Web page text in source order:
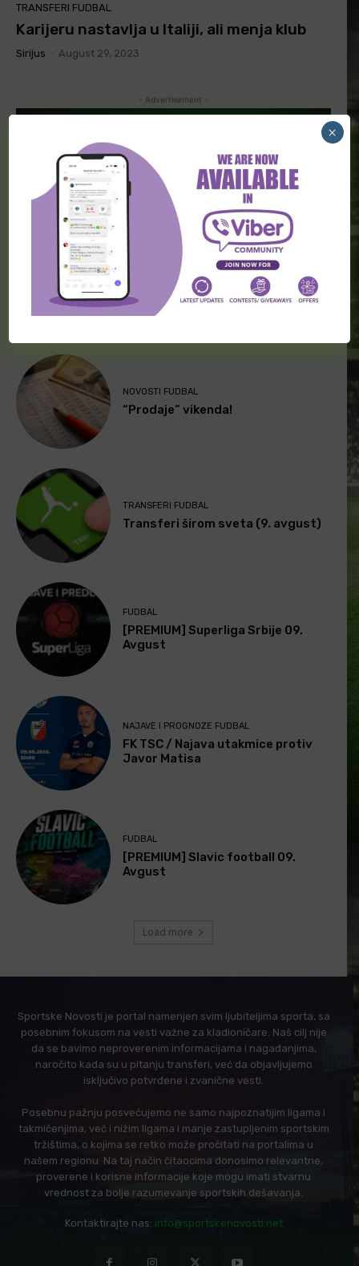
TRANSFERI FUDBAL
Karijeru nastavlja u Italiji, ali menja klub
Sirijus August 29, 2023
- Advertisement -
NOVOSTI FUDBAL
“Prodaje” vikenda!
TRANSFERI FUDBAL
Transferi širom sveta (9. avgust)
FUDBAL
[PREMIUM] Superliga Srbije 09.
Avgust
NAJAVE I PROGNOZE FUDBAL
FK TSC / Najava utakmice protiv
Javor Matisa
FUDBAL
[PREMIUM] Slavic football 09.
Avgust
Load more
Sportske Novosti je portal namenjen svim ljubiteljima sporta, sa
posebnim fokusom na vesti važne za kladioničare. Naš cilj nije
da se bavimo neproverenim informacijama i nagađanjima,
naročito kada su u pitanju transferi, već da objavljujemo
isključivo potvrđene i zvanične vesti.
Posebnu pažnju posvećujemo ne samo najpoznatijim ligama i
takmičenjima, već i nižim ligama i manje zastupljenim sportskim
tržištima, o kojima se retko može pročitati na portalima u
našem regionu. Na taj način čitaocima donosimo relevantne,
proverene i korisne informacije koje mogu imati stvarnu
vrednost za bolje razumevanje sportskih dešavanja.
Kontaktirajte nas: info@sportskenovosti.net
×